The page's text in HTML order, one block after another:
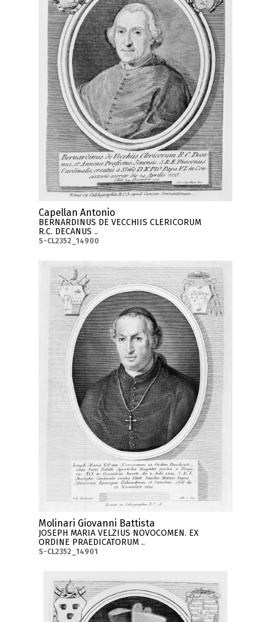
Capellan Antonio
BERNARDINUS DE VECCHIIS CLERICORUM
R.C. DECANUS ..
S-CL2352_14900
Molinari Giovanni Battista
JOSEPH MARIA VELZIUS NOVOCOMEN. EX
ORDINE PRAEDICATORUM ..
S-CL2352_14901